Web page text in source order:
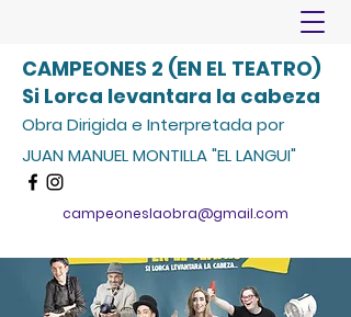
CAMPEONES 2 (EN EL TEATRO)
Si Lorca levantara la cabeza
Obra Dirigida e Interpretada por
JUAN MANUEL MONTILLA "EL LANGUI"
campeoneslaobra@gmail.com